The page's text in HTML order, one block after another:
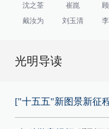
沈之荃 崔崑
戴汝为
刘玉清
光明导读
["十五五"新图景新征